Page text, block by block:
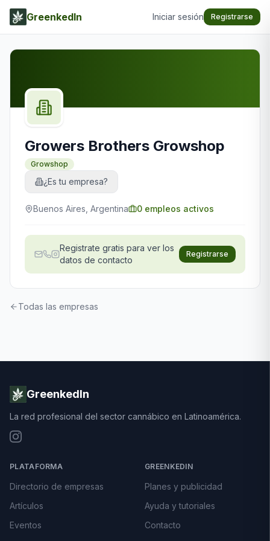
GreenkedIn Iniciar sesión Registrarse
Growers Brothers Growshop
Growshop
¿Es tu empresa?
Buenos Aires, Argentina 0 empleos activos
Registrate gratis para ver los
datos de contacto
Registrarse
Todas las empresas
GreenkedIn
La red profesional del sector cannábico en Latinoamérica.
PLATAFORMA
Directorio de empresas
Artículos
Eventos
GREENKEDIN
Planes y publicidad
Ayuda y tutoriales
Contacto